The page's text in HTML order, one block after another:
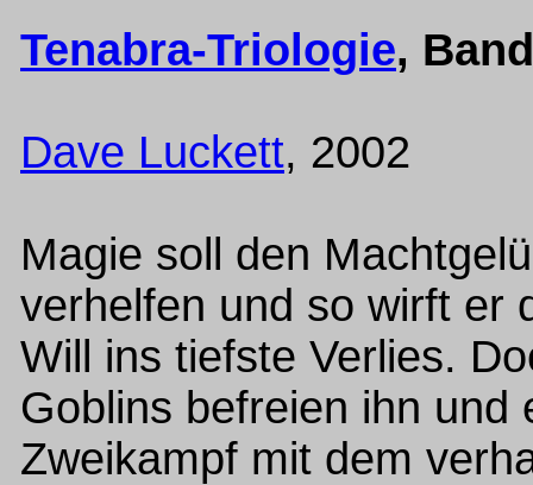
Tenabra-Triologie,
Dave Luckett, 2002
Magie soll den
verhelfen und so wirft er
Will ins tiefste Verlies.
Goblins befreien ihn und
Zweikampf mit dem